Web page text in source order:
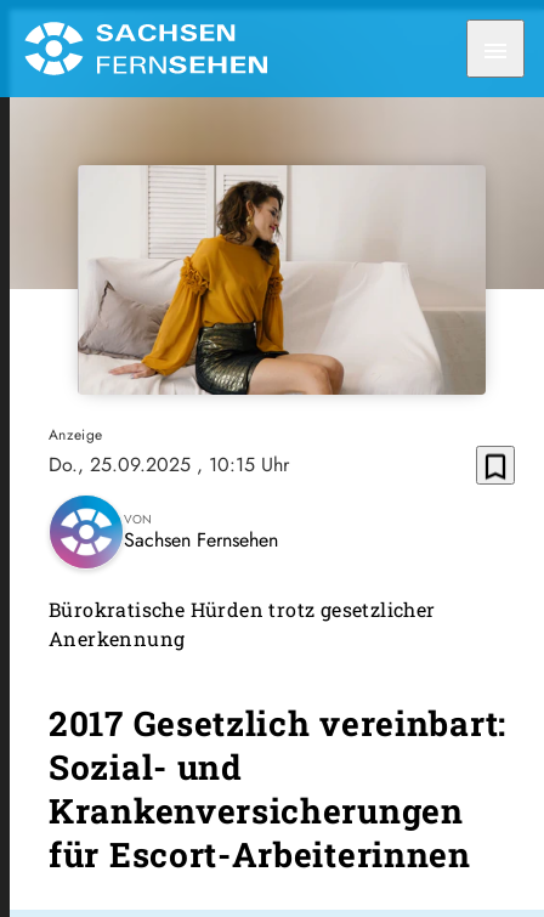
Anzeige
Do., 25.09.2025 , 10:15 Uhr bookmark_border
VON
Sachsen Fernsehen
Bürokratische Hürden trotz gesetzlicher
Anerkennung
2017 Gesetzlich vereinbart:
Sozial- und
Krankenversicherungen
für Escort-Arbeiterinnen